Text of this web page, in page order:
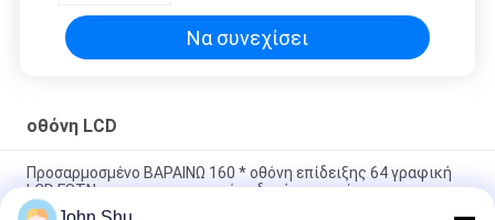
Να συνεχίσει
οθόνη LCD
Προσαρμοσμένο ΒΑΡΑΙΝΩ 160 * οθόνη επίδειξης 64 γραφική
LCD FSTN με τις προαιρετικές οδηγήσεις χρώματος